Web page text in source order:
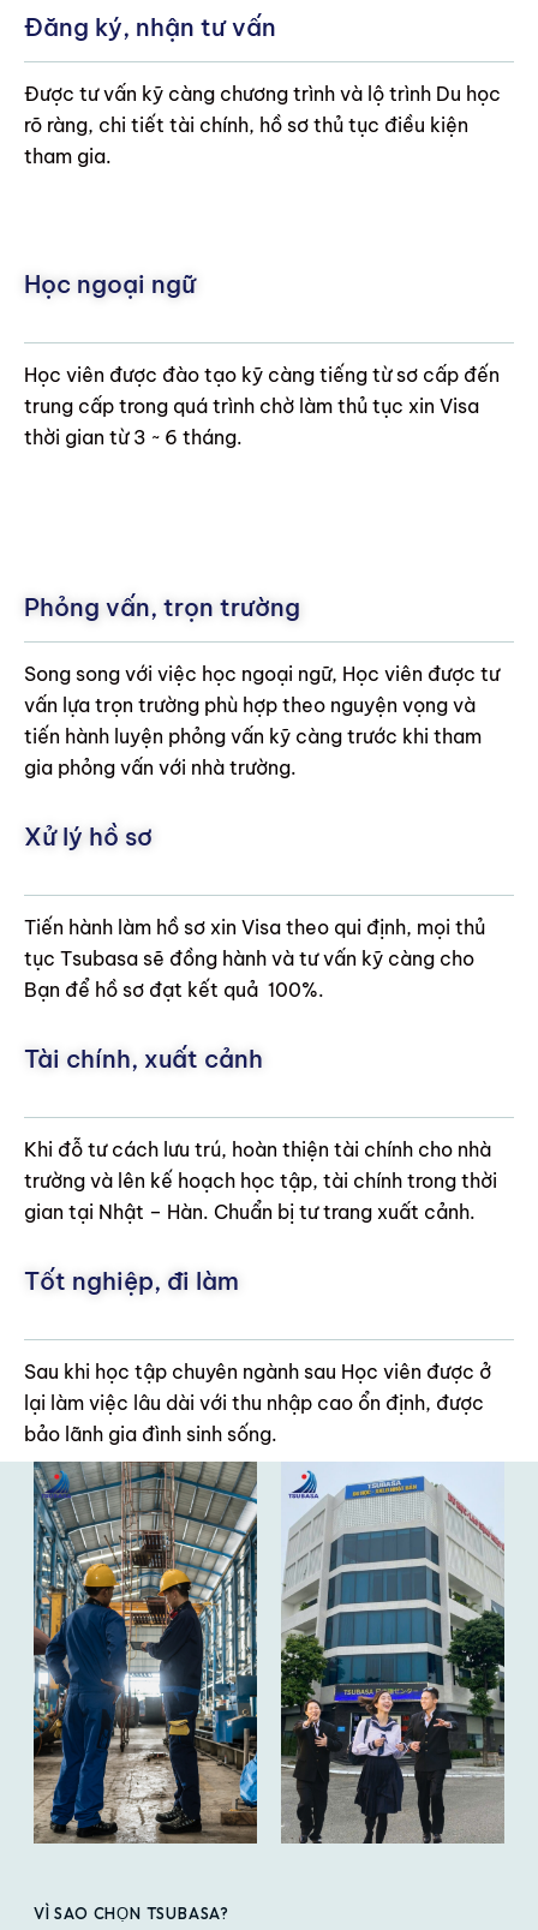
Đăng ký, nhận tư vấn
Được tư vấn kỹ càng chương trình và lộ trình Du học
rõ ràng, chi tiết tài chính, hồ sơ thủ tục điều kiện
tham gia.
Học ngoại ngữ
Học viên được đào tạo kỹ càng tiếng từ sơ cấp đến
trung cấp trong quá trình chờ làm thủ tục xin Visa
thời gian từ 3 ~ 6 tháng.
Phỏng vấn, trọn trường
Song song với việc học ngoại ngữ, Học viên được tư
vấn lựa trọn trường phù hợp theo nguyện vọng và
tiến hành luyện phỏng vấn kỹ càng trước khi tham
gia phỏng vấn với nhà trường.
Xử lý hồ sơ
Tiến hành làm hồ sơ xin Visa theo qui định, mọi thủ
tục Tsubasa sẽ đồng hành và tư vấn kỹ càng cho
Bạn để hồ sơ đạt kết quả 100%.
Tài chính, xuất cảnh
Khi đỗ tư cách lưu trú, hoàn thiện tài chính cho nhà
trường và lên kế hoạch học tập, tài chính trong thời
gian tại Nhật – Hàn. Chuẩn bị tư trang xuất cảnh.
Tốt nghiệp, đi làm
Sau khi học tập chuyên ngành sau Học viên được ở
lại làm việc lâu dài với thu nhập cao ổn định, được
bảo lãnh gia đình sinh sống.
VÌ SAO CHỌN TSUBASA?